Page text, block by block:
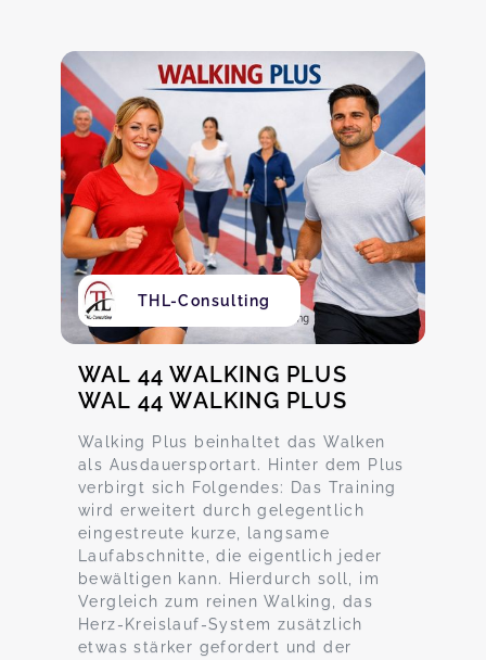
THL-Consulting
WAL 44 WALKING PLUS
WAL 44 WALKING PLUS
Walking Plus beinhaltet das Walken
als Ausdauersportart. Hinter dem Plus
verbirgt sich Folgendes: Das Training
wird erweitert durch gelegentlich
eingestreute kurze, langsame
Laufabschnitte, die eigentlich jeder
bewältigen kann. Hierdurch soll, im
Vergleich zum reinen Walking, das
Herz-Kreislauf-System zusätzlich
etwas stärker gefordert und der